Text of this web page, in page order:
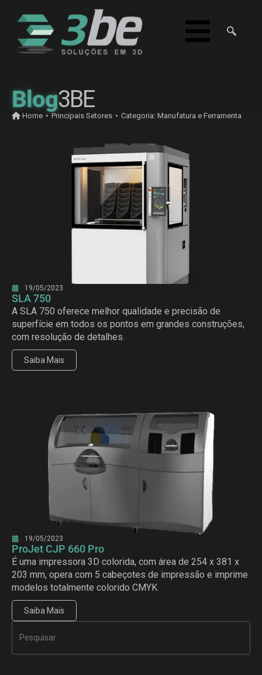
Blog3BE
Home • Principais Setores • Categoria: Manufatura e Ferramenta
19/05/2023
SLA 750
A SLA 750 oferece melhor qualidade e precisão de
superfície em todos os pontos em grandes construções,
com resolução de detalhes.
Saiba Mais
19/05/2023
ProJet CJP 660 Pro
É uma impressora 3D colorida, com área de 254 x 381 x
203 mm, opera com 5 cabeçotes de impressão e imprime
modelos totalmente colorido CMYK.
Saiba Mais